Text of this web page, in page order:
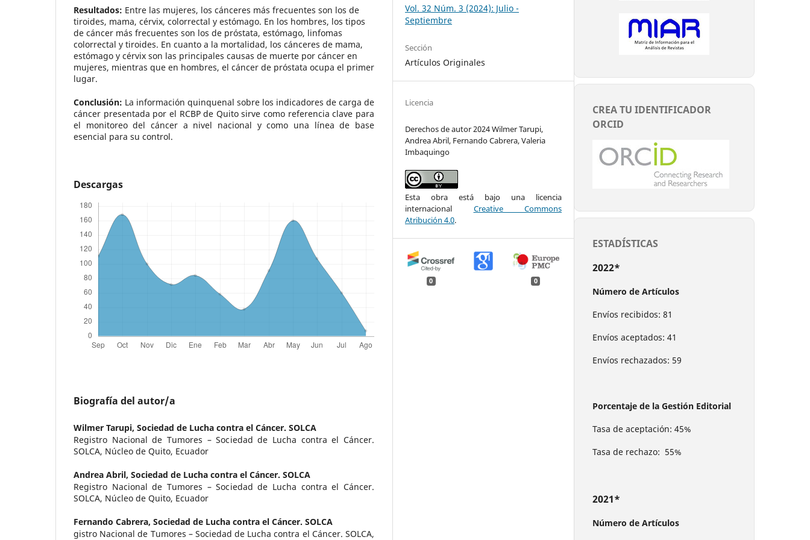
Resultados: Entre las mujeres, los cánceres más frecuentes son los de
tiroides, mama, cérvix, colorrectal y estómago. En los hombres, los tipos
de cáncer más frecuentes son los de próstata, estómago, linfomas
colorrectal y tiroides. En cuanto a la mortalidad, los cánceres de mama,
estómago y cérvix son las principales causas de muerte por cáncer en
mujeres, mientras que en hombres, el cáncer de próstata ocupa el primer
lugar.
Conclusión: La información quinquenal sobre los indicadores de carga de
cáncer presentada por el RCBP de Quito sirve como referencia clave para
el monitoreo del cáncer a nivel nacional y como una línea de base
esencial para su control.
Descargas
Biografía del autor/a
Wilmer Tarupi, Sociedad de Lucha contra el Cáncer. SOLCA
Registro Nacional de Tumores – Sociedad de Lucha contra el Cáncer.
SOLCA, Núcleo de Quito, Ecuador
Andrea Abril, Sociedad de Lucha contra el Cáncer. SOLCA
Registro Nacional de Tumores – Sociedad de Lucha contra el Cáncer.
SOLCA, Núcleo de Quito, Ecuador
Fernando Cabrera, Sociedad de Lucha contra el Cáncer. SOLCA
gistro Nacional de Tumores – Sociedad de Lucha contra el Cáncer. SOLCA,
Vol. 32 Núm. 3 (2024): Julio -
Septiembre
Sección
Artículos Originales
Licencia
Derechos de autor 2024 Wilmer Tarupi,
Andrea Abril, Fernando Cabrera, Valeria
Imbaquingo
Esta obra está bajo una licencia
internacional Creative Commons
Atribución 4.0.
0 0
CREA TU IDENTIFICADOR
ORCID
ESTADÍSTICAS
2022*
Número de Artículos
Envíos recibidos: 81
Envíos aceptados: 41
Envíos rechazados: 59
Porcentaje de la Gestión Editorial
Tasa de aceptación: 45%
Tasa de rechazo: 55%
2021*
Número de Artículos